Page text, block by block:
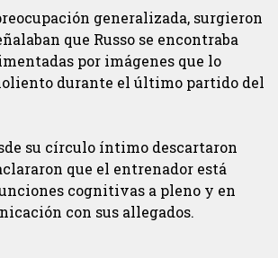
generalizada, surgieron
que Russo se encontraba
por imágenes que lo
durante el último partido del
su círculo íntimo descartaron
que el entrenador está
cognitivas a pleno y en
con sus allegados.